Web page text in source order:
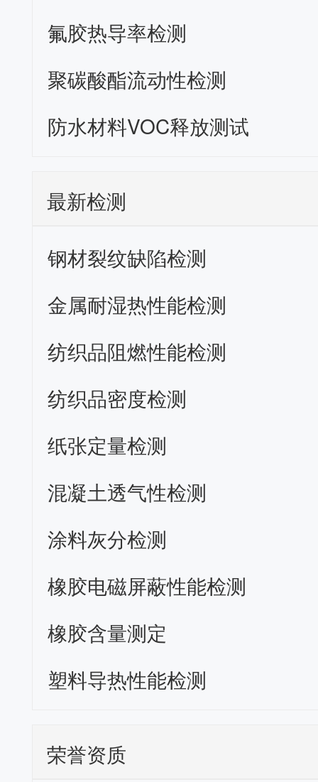
氟胶热导率检测
聚碳酸酯流动性检测
防水材料VOC释放测试
最新检测
钢材裂纹缺陷检测
金属耐湿热性能检测
纺织品阻燃性能检测
纺织品密度检测
纸张定量检测
混凝土透气性检测
涂料灰分检测
橡胶电磁屏蔽性能检测
橡胶含量测定
塑料导热性能检测
荣誉资质